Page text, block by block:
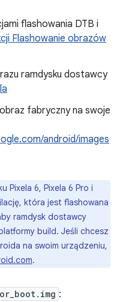
flashowania DTB i
Flashowanie obrazów
ramdysku dostawcy
fabryczny na swoje
android/images
Pixela 6, Pixela 6 Pro i
która jest flashowana
ramdysk dostawcy
build. Jeśli chcesz
na swoim urządzeniu,
.
: